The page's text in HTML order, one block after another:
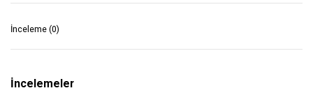
İnceleme (0)
İncelemeler